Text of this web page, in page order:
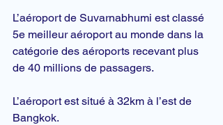
L’aéroport de Suvarnabhumi est classé
5e meilleur aéroport au monde dans la
catégorie des aéroports recevant plus
de 40 millions de passagers.
L’aéroport est situé à 32km à l’est de
Bangkok.